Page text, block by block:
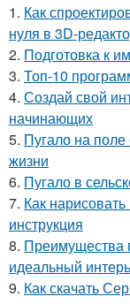
1. Как
нуля в 3D-
2. Подготовка к
3. Топ-10
4. Создай свой
начинающих
5. Пугало на поле
жизни
6. Пугало в
7. Как
инструкция
8. Преимущества
идеальный
9. Как скачать